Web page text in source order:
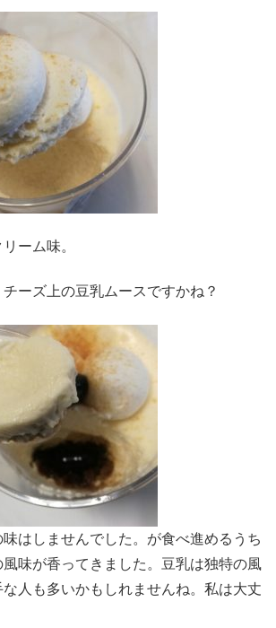
ーム味。
ーズ上の豆乳ムースですかね？
はしませんでした。が食べ進めるうち
味が香ってきました。豆乳は独特の風
人も多いかもしれませんね。私は大丈